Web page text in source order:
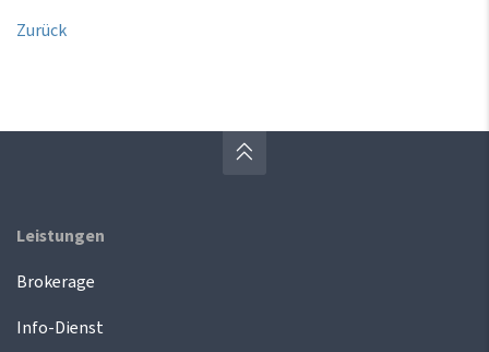
Zurück
Leistungen
Brokerage
Info-Dienst